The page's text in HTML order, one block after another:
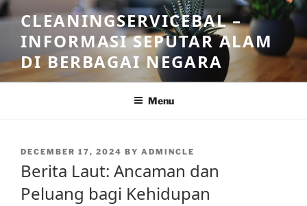
Skip
to
content
CLEANINGSERVICEBAL –
INFORMASI SEPUTAR ALAM
DI BERBAGAI NEGARA
Menu
POSTED
DECEMBER 17, 2024 BY ADMINCLE
Berita Laut: Ancaman dan
Peluang bagi Kehidupan